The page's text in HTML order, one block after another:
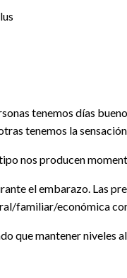
tenemos días
tenemos la
nos producen
el embarazo. Las
familiar/económica
que mantener niveles